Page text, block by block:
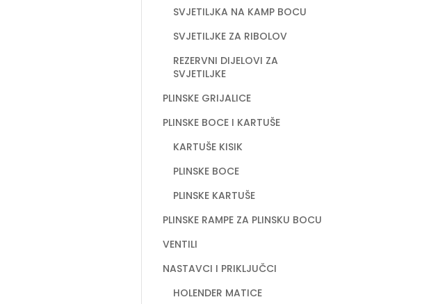
SVJETILJKA NA KAMP BOCU
SVJETILJKE ZA RIBOLOV
REZERVNI DIJELOVI ZA
SVJETILJKE
PLINSKE GRIJALICE
PLINSKE BOCE I KARTUŠE
KARTUŠE KISIK
PLINSKE BOCE
PLINSKE KARTUŠE
PLINSKE RAMPE ZA PLINSKU BOCU
VENTILI
NASTAVCI I PRIKLJUČCI
HOLENDER MATICE